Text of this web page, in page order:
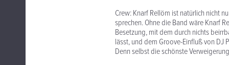
Crew: Knarf Rellöm ist natürlich nicht
sprechen. Ohne die Band wäre Knarf
Besetzung, mit dem durch nichts
lässt, und dem Groove-Einfluß von DJ
Denn selbst die schönste